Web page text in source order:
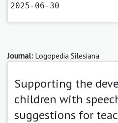
2025-06-30
Journal: Logopedia Silesiana
Supporting the
children with
suggestions for